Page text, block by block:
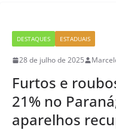
DESTAQUES ESTADUAIS
28 de julho de 2025
Furtos e
21% no
aparelhos